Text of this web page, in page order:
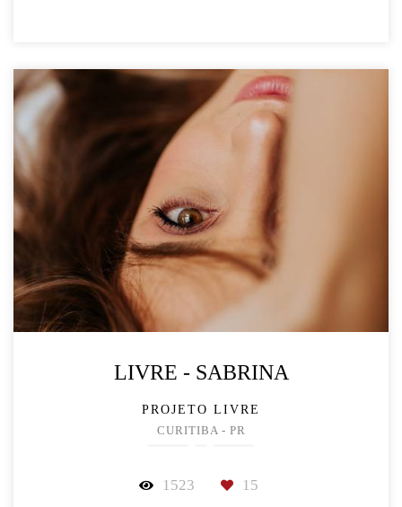
LIVRE - SABRINA
PROJETO LIVRE
CURITIBA - PR
1523 15